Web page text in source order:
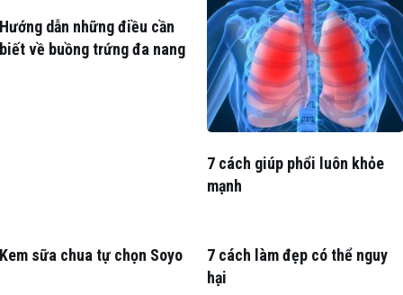
Hướng dẫn những điều cần
biết về buồng trứng đa nang
7 cách giúp phổi luôn khỏe
mạnh
Kem sữa chua tự chọn Soyo
7 cách làm đẹp có thể nguy
hại